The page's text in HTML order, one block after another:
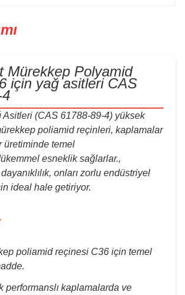
Mürekkep Polyamid
için yağ asitleri CAS
Asitleri (CAS 61788-89-4) yüksek
poliamid reçinleri, kaplamalar
üretiminde temel
esneklik sağlarlar.,
onları zorlu endüstriyel
ideal hale getiriyor.
poliamid reçinesi C36 için temel
performanslı kaplamalarda ve